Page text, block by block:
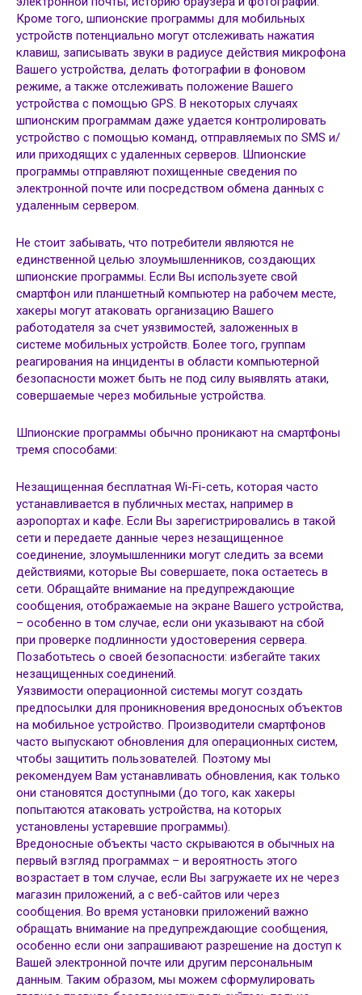
Кроме того, шпионские программы для мобильных
устройств потенциально могут отслеживать нажатия
клавиш, записывать звуки в радиусе действия микрофона
Вашего устройства, делать фотографии в фоновом
режиме, а также отслеживать положение Вашего
устройства с помощью GPS. В некоторых случаях
шпионским программам даже удается контролировать
устройство с помощью команд, отправляемых по SMS и/
или приходящих с удаленных серверов. Шпионские
программы отправляют похищенные сведения по
электронной почте или посредством обмена данных с
удаленным сервером.
Не стоит забывать, что потребители являются не
единственной целью злоумышленников, создающих
шпионские программы. Если Вы используете свой
смартфон или планшетный компьютер на рабочем месте,
хакеры могут атаковать организацию Вашего
работодателя за счет уязвимостей, заложенных в
системе мобильных устройств. Более того, группам
реагирования на инциденты в области компьютерной
безопасности может быть не под силу выявлять атаки,
совершаемые через мобильные устройства.
Шпионские программы обычно проникают на смартфоны
тремя способами:
Незащищенная бесплатная Wi-Fi-сеть, которая часто
устанавливается в публичных местах, например в
аэропортах и кафе. Если Вы зарегистрировались в такой
сети и передаете данные через незащищенное
соединение, злоумышленники могут следить за всеми
действиями, которые Вы совершаете, пока остаетесь в
сети. Обращайте внимание на предупреждающие
сообщения, отображаемые на экране Вашего устройства,
– особенно в том случае, если они указывают на сбой
при проверке подлинности удостоверения сервера.
Позаботьтесь о своей безопасности: избегайте таких
незащищенных соединений.
Уязвимости операционной системы могут создать
предпосылки для проникновения вредоносных объектов
на мобильное устройство. Производители смартфонов
часто выпускают обновления для операционных систем,
чтобы защитить пользователей. Поэтому мы
рекомендуем Вам устанавливать обновления, как только
они становятся доступными (до того, как хакеры
попытаются атаковать устройства, на которых
установлены устаревшие программы).
Вредоносные объекты часто скрываются в обычных на
первый взгляд программах – и вероятность этого
возрастает в том случае, если Вы загружаете их не через
магазин приложений, а с веб-сайтов или через
сообщения. Во время установки приложений важно
обращать внимание на предупреждающие сообщения,
особенно если они запрашивают разрешение на доступ к
Вашей электронной почте или другим персональным
данным. Таким образом, мы можем сформулировать